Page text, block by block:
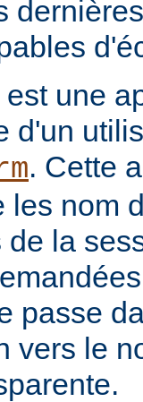
une
d'un
. Cette
les nom
la
passe
vers le